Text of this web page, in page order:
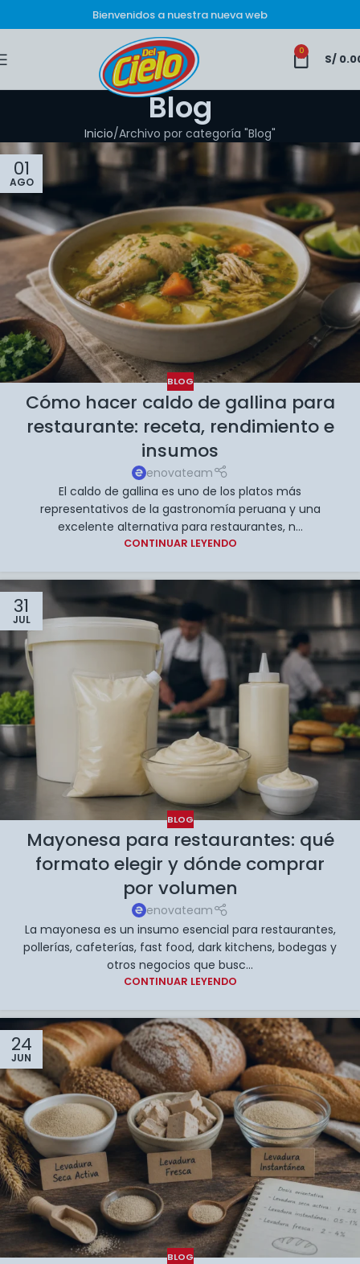
Bienvenidos a nuestra nueva web
0
S/
Blog
Inicio Archivo por categoría "Blog"
01
AGO
BLOG
Cómo hacer caldo de gallina para
restaurante: receta, rendimiento e
insumos
enovateam
El caldo de gallina es uno de los platos más
representativos de la gastronomía peruana y una
excelente alternativa para restaurantes, n...
CONTINUAR LEYENDO
31
JUL
BLOG
Mayonesa para restaurantes: qué
formato elegir y dónde comprar
por volumen
enovateam
La mayonesa es un insumo esencial para restaurantes,
pollerías, cafeterías, fast food, dark kitchens, bodegas y
otros negocios que busc...
CONTINUAR LEYENDO
24
JUN
BLOG